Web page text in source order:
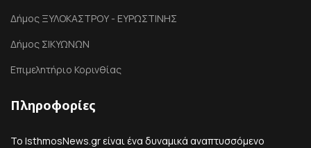
Δήμος ΞΥΛΟΚΑΣΤΡΟΥ - ΕΥΡΩΣΤΙΝΗΣ
Δήμος ΣΙΚΥΩΝΩΝ
Επιμελητήριο Κορινθίας
Πληροφορίες
Το IsthmosNews.gr είναι ένα δυναμικά αναπτυσσόμενο